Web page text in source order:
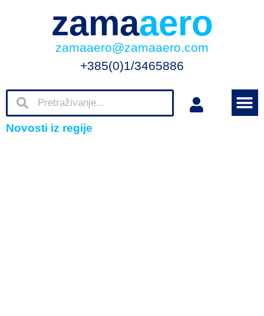
zamaaero
zamaaero@zamaaero.com
+385(0)1/3465886
Novosti iz regije